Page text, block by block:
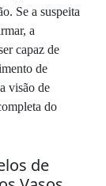
Se a suspeita
a
capaz de
de
visão de
do
de